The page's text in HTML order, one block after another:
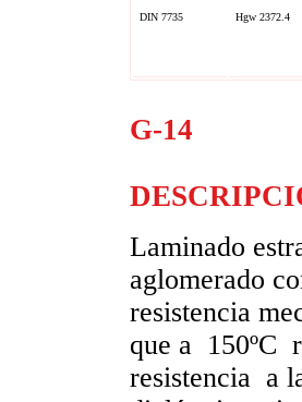
DIN 7735
Hgw 2372.4
G-14
Laminado
aglomerado
resistencia
que a 150ºC
resistencia a